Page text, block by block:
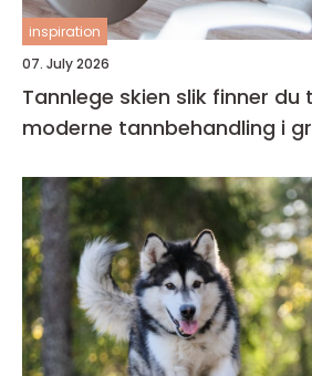
inspiration
07. July 2026
Tannlege skien slik finner du trygg og
moderne tannbehandling i